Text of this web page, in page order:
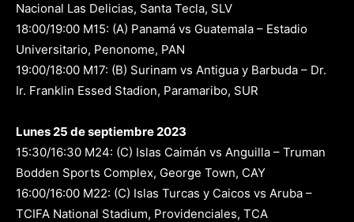
Nacional Las Delicias, Santa Tecla, SLV
18:00/19:00 M15: (A) Panamá vs Guatemala – Estadio
Universitario, Penonome, PAN
19:00/18:00 M17: (B) Surinam vs Antigua y Barbuda – Dr.
Ir. Franklin Essed Stadion, Paramaribo, SUR
Lunes 25 de septiembre 2023
15:30/16:30 M24: (C) Islas Caimán vs Anguilla – Truman
Bodden Sports Complex, George Town, CAY
16:00/16:00 M22: (C) Islas Turcas y Caicos vs Aruba –
TCIFA National Stadium, Providenciales, TCA